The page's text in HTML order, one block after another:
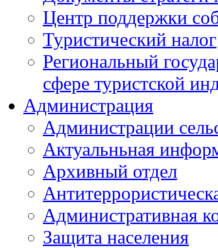
Центр поддержки
Туристический налог
Региональный
сфере туристской
Администрация
Администрации
Актуальньная
Архивный отдел
Административная
Защита населения